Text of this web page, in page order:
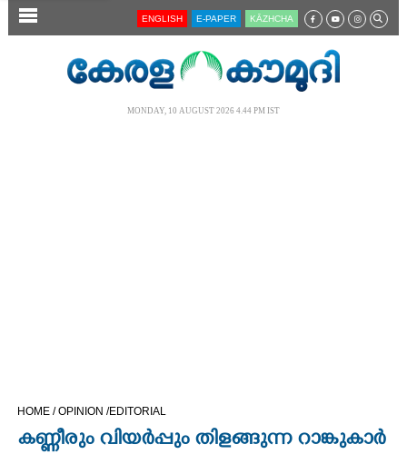
SECTIONS ENGLISH E-PAPER KĀZHCHA
MONDAY, 10 AUGUST 2026 4.44 PM IST
HOME /OPINION /EDITORIAL
കണ്ണീരും വിയർപ്പും തിളങ്ങുന്ന റാങ്കുകാർ